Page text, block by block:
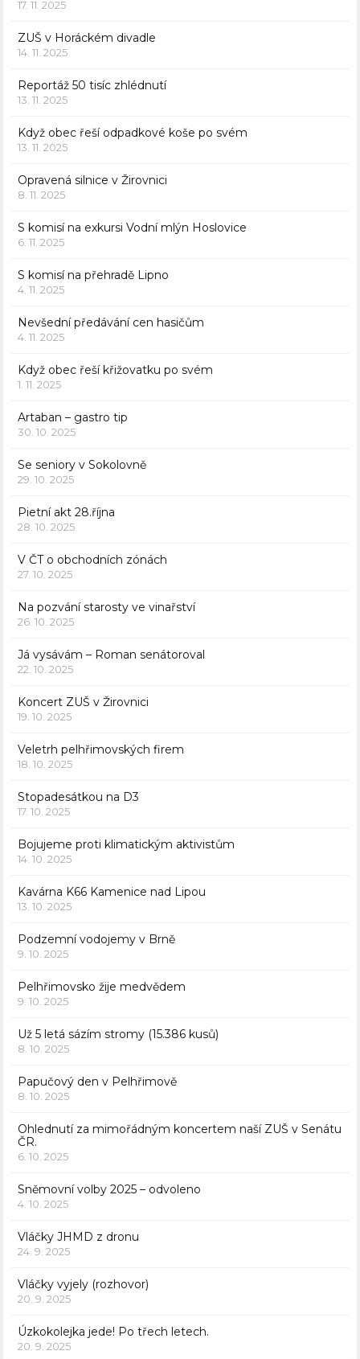
17. 11. 2025
ZUŠ v Horáckém divadle
14. 11. 2025
Reportáž 50 tisíc zhlédnutí
13. 11. 2025
Když obec řeší odpadkové koše po svém
13. 11. 2025
Opravená silnice v Žirovnici
8. 11. 2025
S komisí na exkursi Vodní mlýn Hoslovice
6. 11. 2025
S komisí na přehradě Lipno
4. 11. 2025
Nevšední předávání cen hasičům
4. 11. 2025
Když obec řeší křižovatku po svém
1. 11. 2025
Artaban – gastro tip
30. 10. 2025
Se seniory v Sokolovně
29. 10. 2025
Pietní akt 28.října
28. 10. 2025
V ČT o obchodních zónách
27. 10. 2025
Na pozvání starosty ve vinařství
26. 10. 2025
Já vysávám – Roman senátoroval
22. 10. 2025
Koncert ZUŠ v Žirovnici
19. 10. 2025
Veletrh pelhřimovských firem
18. 10. 2025
Stopadesátkou na D3
17. 10. 2025
Bojujeme proti klimatickým aktivistům
14. 10. 2025
Kavárna K66 Kamenice nad Lipou
13. 10. 2025
Podzemní vodojemy v Brně
9. 10. 2025
Pelhřimovsko žije medvědem
9. 10. 2025
Už 5 letá sázím stromy (15.386 kusů)
8. 10. 2025
Papučový den v Pelhřimově
8. 10. 2025
Ohlednutí za mimořádným koncertem naší ZUŠ v Senátu
ČR.
6. 10. 2025
Sněmovní volby 2025 – odvoleno
4. 10. 2025
Vláčky JHMD z dronu
24. 9. 2025
Vláčky vyjely (rozhovor)
20. 9. 2025
Úzkokolejka jede! Po třech letech.
20. 9. 2025